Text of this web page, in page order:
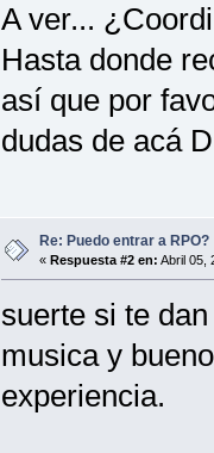
A ver...
Hasta donde
así que por
dudas de acá
Re: Puedo entrar a RPO?
« Respuesta #2 en: Abril 05,
suerte si te
musica y
experiencia.